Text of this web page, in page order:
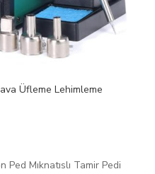
Üfleme Lehimleme